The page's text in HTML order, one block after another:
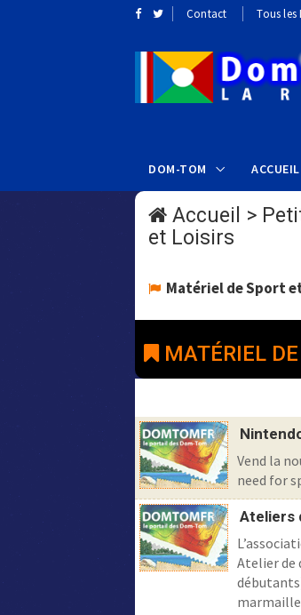
Contact Tous les
DOM-TOM ACCUEIL
Accueil >
et Loisirs
Matériel de Sport
MATÉRIEL
Vend la
need for
Ateliers
Atelier de